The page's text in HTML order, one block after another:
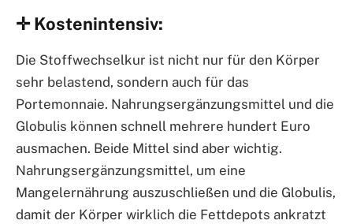
✛ Kostenintensiv:
Die Stoffwechselkur ist nicht nur für den Körper
sehr belastend, sondern auch für das
Portemonnaie. Nahrungsergänzungsmittel und die
Globulis können schnell mehrere hundert Euro
ausmachen. Beide Mittel sind aber wichtig.
Nahrungsergänzungsmittel, um eine
Mangelernährung auszuschließen und die Globulis,
damit der Körper wirklich die Fettdepots ankratzt